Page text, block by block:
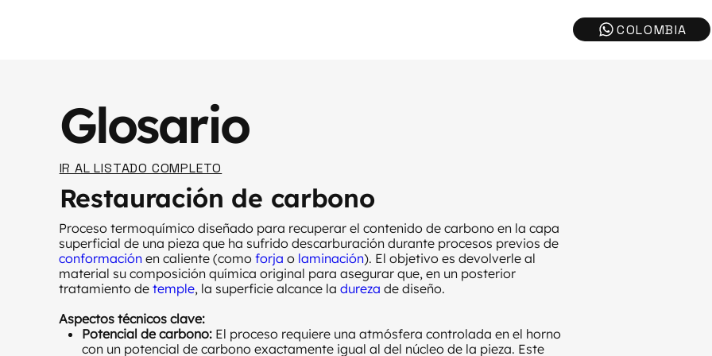
Glosario
IR AL LISTADO COMPLETO
Restauración de carbono
Proceso termoquímico diseñado para recuperar el contenido de carbono en la capa
superficial de una pieza que ha sufrido descarburación durante procesos previos de
conformación en caliente (como forja o laminación). El objetivo es devolverle al
material su composición química original para asegurar que, en un posterior
tratamiento de temple, la superficie alcance la dureza de diseño.
Aspectos técnicos clave:
Potencial de carbono:El proceso requiere una atmósfera controlada en el horno
con un potencial de carbono exactamente igual al del núcleo de la pieza. Este